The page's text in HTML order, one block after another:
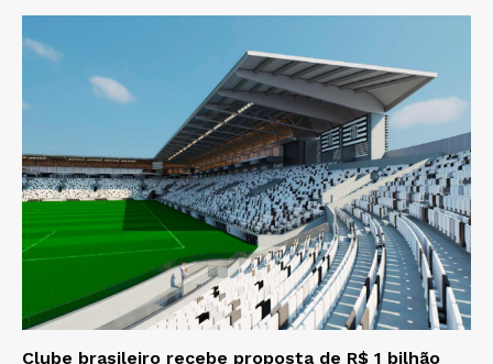
Clube brasileiro recebe proposta de R$ 1 bilhão